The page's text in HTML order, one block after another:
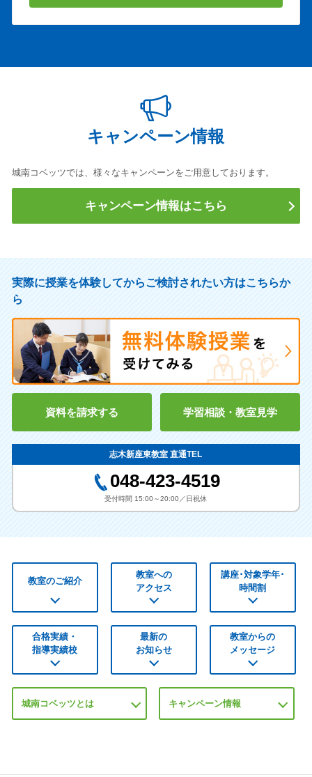
キャンペーン情報
城南コベッツでは、様々なキャンペーンをご用意しております。
キャンペーン情報はこちら
実際に授業を体験してからご検討されたい方はこちらか
ら
資料を請求する 学習相談・教室見学
志木新座東教室 直通TEL
048-423-4519
受付時間 15:00～20:00／日祝休
教室のご紹介
教室への
アクセス
講座･対象学年･
時間割
合格実績・
指導実績校
最新の
お知らせ
教室からの
メッセージ
城南コベッツとは キャンペーン情報